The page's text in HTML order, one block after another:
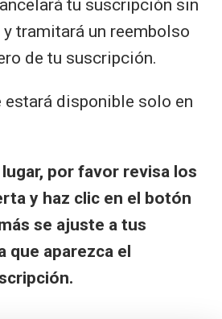
tu suscripción sin
tramitará un reembolso
de tu suscripción.
estará disponible solo en
lugar, por favor revisa los
y haz clic en el botón
se ajuste a tus
que aparezca el